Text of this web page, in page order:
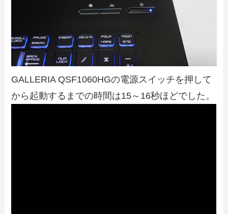
GALLERIA QSF1060HGの電源スイッチを押して
から起動するまでの時間は15～16秒ほどでした。